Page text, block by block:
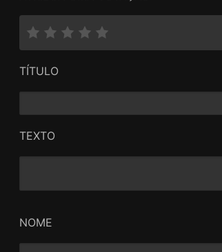
TÍTULO
TEXTO
NOME